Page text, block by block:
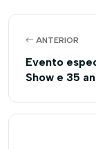
ANTERIOR
Evento
Show e 35